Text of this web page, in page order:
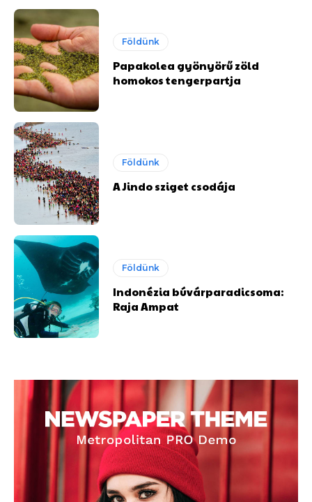
Földünk
Papakolea gyönyörű zöld
homokos tengerpartja
Földünk
A Jindo sziget csodája
Földünk
Indonézia búvárparadicsoma:
Raja Ampat